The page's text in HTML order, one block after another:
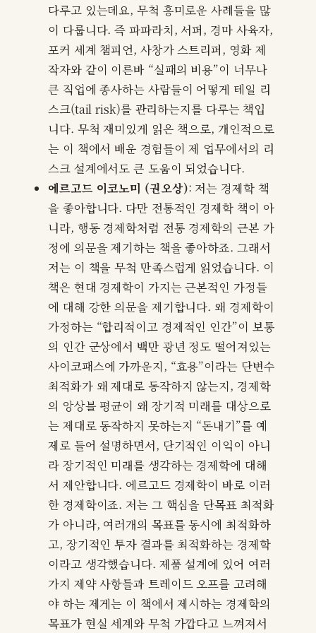
다루고 있는데요, 무척 흥미로운 사례들을 많
이 다룹니다. 즉 파파라치, 서퍼, 경마 사육자,
포커 세계 챔피언, 사창가 스트리퍼, 영화 제
작자와 같이 이른바 “실패의 비용”이 너무나
큰 직업에 종사하는 사람들이 어떻게 테일 리
스크(tail risk)를 관리하는지를 다루는 책입
니다. 무척 재미있게 읽은 책으로, 개인적으로
는 이 책에서 배운 경험들이 제 업무에서의 리
스크 설계에서도 큰 도움이 되었습니다.
에르고드 이코노미 (권오상): 저는 경제학 책
을 좋아합니다. 다만 전통적인 경제학 책이 아
니라, 행동 경제학처럼 전통 경제학의 근본 가
정에 의문을 제기하는 책을 좋아하죠. 그래서
저는 이 책을 무척 만족스럽게 읽었습니다. 이
책은 현대 경제학이 가지는 근본적인 가정들
에 대해 강한 의문을 제기합니다. 왜 경제학이
가정하는 “합리적이고 경제적인 인간”이 보통
의 인간 군상에서 백만 광년 정도 떨어져있는
사이코패스에 가까운지, “효용”이라는 단변수
최적화가 왜 제대로 동작하지 않는지, 경제학
의 앙상블 평균이 왜 장기적 미래를 대상으로
는 제대로 동작하지 못하는지 “돈내기”를 예
제로 들어 설명하면서, 단기적인 이익이 아니
라 장기적인 미래를 생각하는 경제학에 대해
서 제안합니다. 에르고드 경제학이 바로 이러
한 경제학이죠. 저는 그 핵심을 단목표 최적화
가 아니라, 여러개의 목표를 동시에 최적화하
고, 장기적인 투자 결과를 최적화하는 경제학
이라고 생각했습니다. 제품 설계에 있어 여러
가지 제약 사항들과 트레이드 오프를 고려해
야 하는 제게는 이 책에서 제시하는 경제학의
목표가 현실 세계와 무척 가깝다고 느껴져서